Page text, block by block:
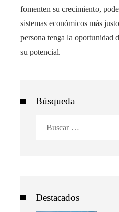
fomenten su crecimiento,
sistemas económicos más
persona tenga la oportunidad
su potencial.
Búsqueda
Destacados